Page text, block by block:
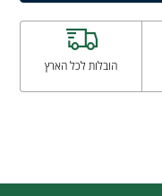
הובלות לכל הארץ